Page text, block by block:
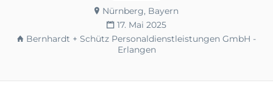
Nürnberg, Bayern
17. Mai 2025
Bernhardt + Schütz Personaldienstleistungen GmbH -
Erlangen